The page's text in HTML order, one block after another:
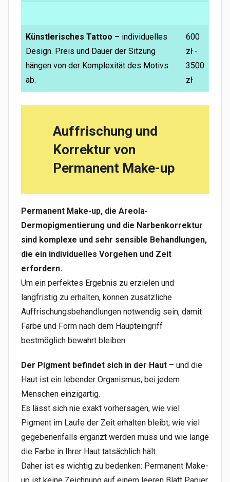
Künstlerisches Tattoo – individuelles
Design. Preis und Dauer der Sitzung
hängen von der Komplexität des Motivs
ab.
600
zł -
3500
zł
Auffrischung und
Korrektur von
Permanent Make-up
Permanent Make-up, die Areola-
Dermopigmentierung und die Narbenkorrektur
sind komplexe und sehr sensible Behandlungen,
die ein individuelles Vorgehen und Zeit
erfordern.
Um ein perfektes Ergebnis zu erzielen und
langfristig zu erhalten, können zusätzliche
Auffrischungsbehandlungen notwendig sein, damit
Farbe und Form nach dem Haupteingriff
bestmöglich bewahrt bleiben.
Der Pigment befindet sich in der Haut – und die
Haut ist ein lebender Organismus, bei jedem
Menschen einzigartig.
Es lässt sich nie exakt vorhersagen, wie viel
Pigment im Laufe der Zeit erhalten bleibt, wie viel
gegebenenfalls ergänzt werden muss und wie lange
die Farbe in Ihrer Haut tatsächlich hält.
Daher ist es wichtig zu bedenken: Permanent Make-